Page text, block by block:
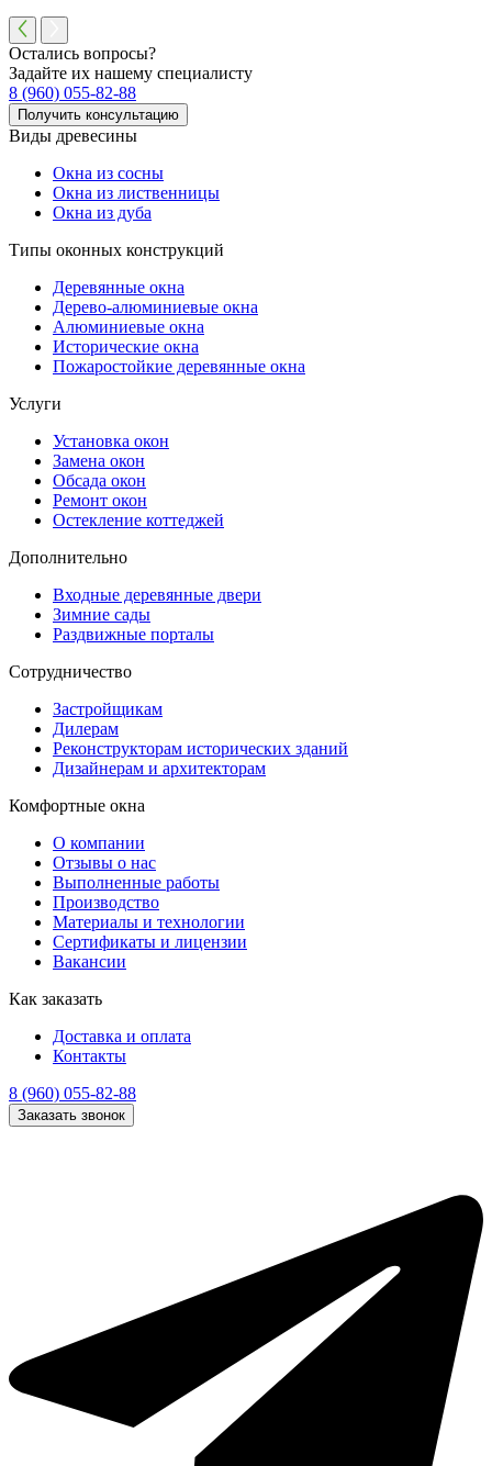
Остались вопросы?
Задайте их нашему специалисту
8 (960) 055-82-88
Получить консультацию
Виды древесины
Окна из сосны
Окна из лиственницы
Окна из дуба
Типы оконных конструкций
Деревянные окна
Дерево-алюминиевые окна
Алюминиевые окна
Исторические окна
Пожаростойкие деревянные окна
Услуги
Установка окон
Замена окон
Обсада окон
Ремонт окон
Остекление коттеджей
Дополнительно
Входные деревянные двери
Зимние сады
Раздвижные порталы
Сотрудничество
Застройщикам
Дилерам
Реконструкторам исторических зданий
Дизайнерам и архитекторам
Комфортные окна
О компании
Отзывы о нас
Выполненные работы
Производство
Материалы и технологии
Сертификаты и лицензии
Вакансии
Как заказать
Доставка и оплата
Контакты
8 (960) 055-82-88
Заказать звонок